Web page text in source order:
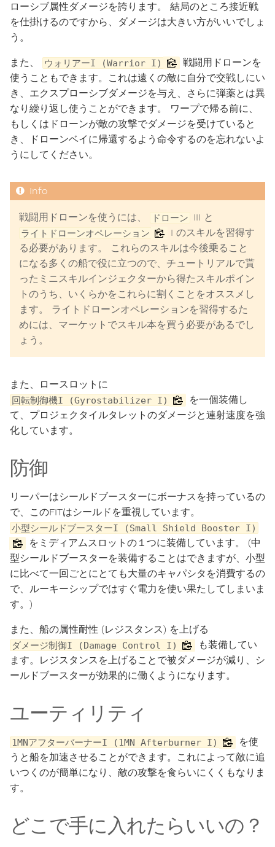
ローシブ属性ダメージを誇ります。 結局のところ接近戦
を仕掛けるのですから、ダメージは大きい方がいいでしょ
う。
また、 ウォリアーI (Warrior I)
戦闘用ドローンを
使うこともできます。これは遠くの敵に自分で交戦しにい
き、エクスプローシブダメージを与え、さらに弾薬とは異
なり繰り返し使うことができます。 ワープで帰る前に、
もしくはドローンが敵の攻撃でダメージを受けていると
き、ドローンベイに帰還するよう命令するのを忘れないよ
うにしてください。
戦闘用ドローンを使うには、 ドローン III と
ライトドローンオペレーション
I のスキルを習得す
る必要があります。 これらのスキルは今後乗ること
になる多くの船で役に立つので、チュートリアルで貰
ったミニスキルインジェクターから得たスキルポイン
トのうち、いくらかをこれらに割くことをオススメし
ます。 ライトドローンオペレーションを習得するた
めには、マーケットでスキル本を買う必要があるでし
ょう。
また、ロースロットに
回転制御機I (Gyrostabilizer I)
を一個装備し
て、プロジェクタイルタレットのダメージと連射速度を強
化しています。
防御
リーパーはシールドブースターにボーナスを持っているの
で、このFITはシールドを重視しています。
小型シールドブースターI (Small Shield Booster I)
をミディアムスロットの１つに装備しています。 (中
型シールドブースターを装備することはできますが、小型
に比べて一回ごとにとても大量のキャパシタを消費するの
で、ルーキーシップではすぐ電力を使い果たしてしまいま
す。)
また、船の属性耐性 (レジスタンス) を上げる
ダメージ制御I (Damage Control I)
も装備してい
ます。レジスタンスを上げることで被ダメージが減り、シ
ールドブースターが効果的に働くようになります。
ユーティリティ
1MNアフターバーナーI (1MN Afterburner I)
を使
うと船を加速させることができます。これによって敵に追
いつくのが簡単になり、敵の攻撃を食らいにくくもなりま
す。
どこで手に入れたらいいの？